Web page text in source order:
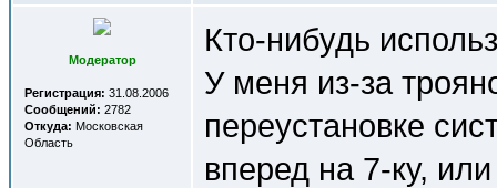
Модератор
Регистрация: 31.08.2006
Сообщений: 2782
Откуда: Московская
Область
Кто-нибудь
У меня из-за
переустановке
вперед на 7-ку,